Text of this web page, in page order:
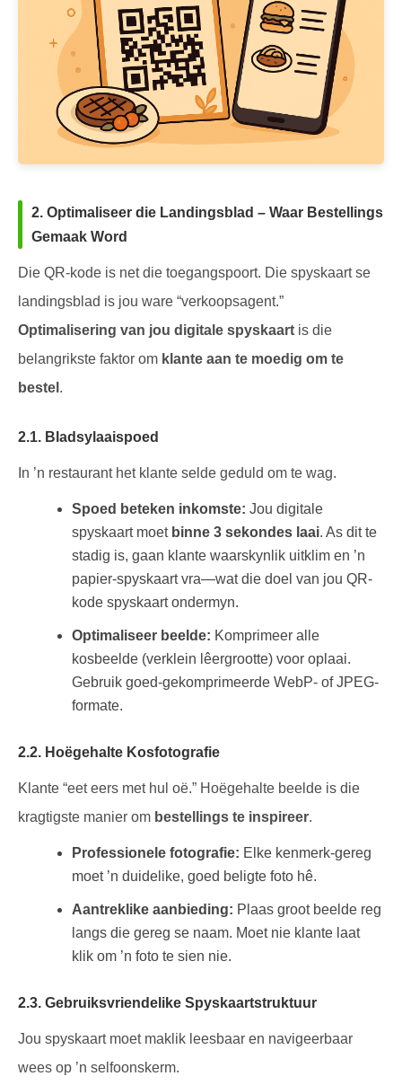
2. Optimaliseer die Landingsblad – Waar Bestellings
Gemaak Word
Die QR-kode is net die toegangspoort. Die spyskaart se
landingsblad is jou ware “verkoopsagent.”
Optimalisering van jou digitale spyskaart is die
belangrikste faktor om klante aan te moedig om te
bestel .
2.1. Bladsylaaispoed
In ’n restaurant het klante selde geduld om te wag.
Spoed beteken inkomste: Jou digitale
spyskaart moet binne 3 sekondes laai. As dit te
stadig is, gaan klante waarskynlik uitklim en ’n
papier-spyskaart vra—wat die doel van jou QR-
kode spyskaart ondermyn.
Optimaliseer beelde: Komprimeer alle
kosbeelde (verklein lêergrootte) voor oplaai.
Gebruik goed-gekomprimeerde WebP- of JPEG-
formate.
2.2. Hoëgehalte Kosfotografie
Klante “eet eers met hul oë.” Hoëgehalte beelde is die
kragtigste manier om bestellings te inspireer.
Professionele fotografie: Elke kenmerk-gereg
moet ’n duidelike, goed beligte foto hê.
Aantreklike aanbieding: Plaas groot beelde reg
langs die gereg se naam. Moet nie klante laat
klik om ’n foto te sien nie.
2.3. Gebruiksvriendelike Spyskaartstruktuur
Jou spyskaart moet maklik leesbaar en navigeerbaar
wees op ’n selfoonskerm.